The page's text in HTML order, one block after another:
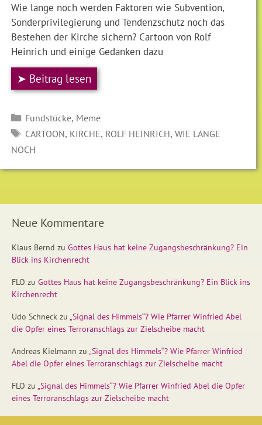
Wie lange noch werden Faktoren wie Subvention,
Sonderprivilegierung und Tendenzschutz noch das
Bestehen der Kirche sichern? Cartoon von Rolf
Heinrich und einige Gedanken dazu
➤ Beitrag lesen
Kategorien
Fundstücke, Meme
SCHLAGWÖRTER
CARTOON, KIRCHE, ROLF HEINRICH, WIE LANGE
NOCH
Neue Kommentare
Klaus Bernd zu Gottes Haus hat keine Zugangsbeschränkung? Ein
Blick ins Kirchenrecht
FLO zu Gottes Haus hat keine Zugangsbeschränkung? Ein Blick ins
Kirchenrecht
Udo Schneck zu „Signal des Himmels“? Wie Pfarrer Winfried Abel
die Opfer eines Terroranschlags zur Zielscheibe macht
Andreas Kielmann zu „Signal des Himmels“? Wie Pfarrer Winfried
Abel die Opfer eines Terroranschlags zur Zielscheibe macht
FLO zu „Signal des Himmels“? Wie Pfarrer Winfried Abel die Opfer
eines Terroranschlags zur Zielscheibe macht